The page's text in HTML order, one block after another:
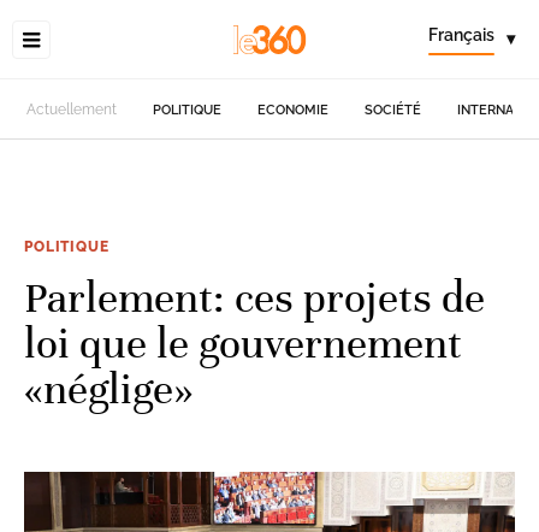
Français ▾
Actuellement POLITIQUE ECONOMIE SOCIÉTÉ
POLITIQUE
Parlement: ces projets de
loi que le gouvernement
«néglige»